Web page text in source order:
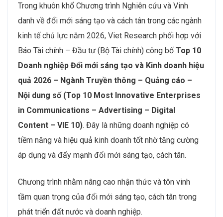
Trong khuôn khổ Chương trình Nghiên cứu và Vinh
danh về đổi mới sáng tạo và cách tân trong các ngành
kinh tế chủ lực năm 2026, Viet Research phối hợp với
Báo Tài chính – Đầu tư (Bộ Tài chính) công bố Top 10
Doanh nghiệp Đổi mới sáng tạo và Kinh doanh hiệu
quả 2026 – Ngành Truyền thông – Quảng cáo –
Nội dung số (Top 10 Most Innovative Enterprises
in Communications – Advertising – Digital
Content – VIE 10). Đây là những doanh nghiệp có
tiềm năng và hiệu quả kinh doanh tốt nhờ tăng cường
áp dụng và đẩy mạnh đổi mới sáng tạo, cách tân.
Chương trình nhằm nâng cao nhận thức và tôn vinh
tầm quan trọng của đổi mới sáng tạo, cách tân trong
phát triển đất nước và doanh nghiệp.